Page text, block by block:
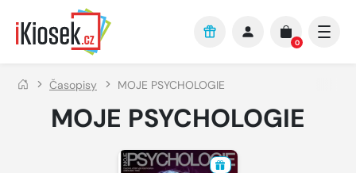
Přejít na hlavní obsah
0
Časopisy MOJE PSYCHOLOGIE
MOJE PSYCHOLOGIE